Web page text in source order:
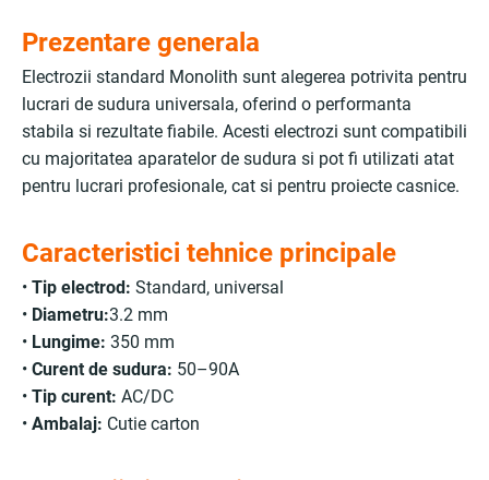
Prezentare generala
Electrozii standard Monolith sunt alegerea potrivita pentru
lucrari de sudura universala, oferind o performanta
stabila si rezultate fiabile. Acesti electrozi sunt compatibili
cu majoritatea aparatelor de sudura si pot fi utilizati atat
pentru lucrari profesionale, cat si pentru proiecte casnice.
Caracteristici tehnice principale
• Tip electrod: Standard, universal
• Diametru:3.2 mm
• Lungime: 350 mm
• Curent de sudura: 50–90A
• Tip curent: AC/DC
• Ambalaj: Cutie carton